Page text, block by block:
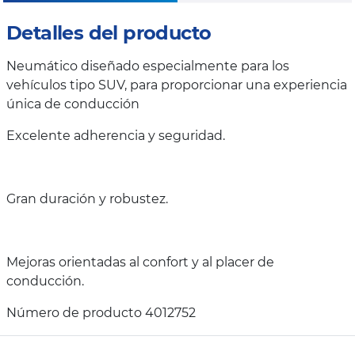
Detalles del producto
Neumático diseñado especialmente para los
vehículos tipo SUV, para proporcionar una experiencia
única de conducción
Excelente adherencia y seguridad.
Gran duración y robustez.
Mejoras orientadas al confort y al placer de
conducción.
Número de producto 4012752